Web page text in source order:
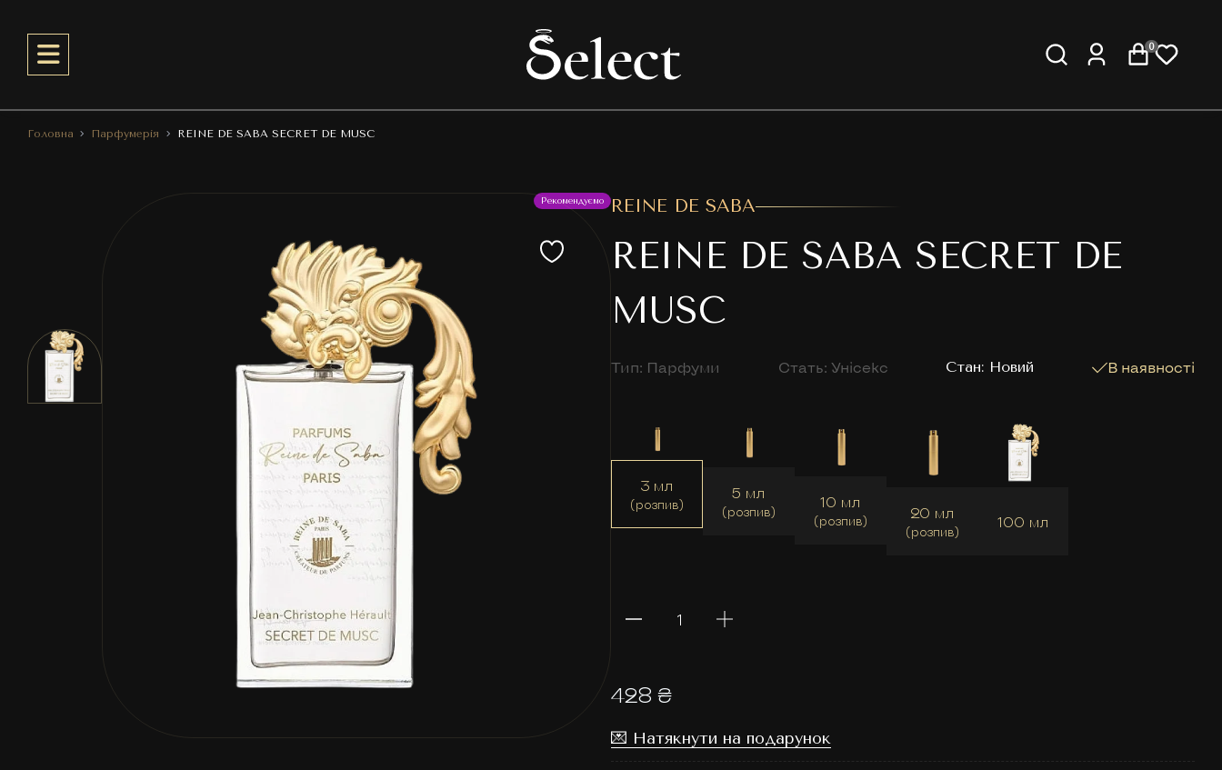
0
Головна Парфумерія REINE DE SABA SECRET DE MUSC
Рекомендуємо REINE DE SABA
REINE DE SABA SECRET DE
MUSC
Тип: Парфуми Стать: Унісекс Cтан: Новий В наявності
3 мл
(розпив)
5 мл
(розпив)
10 мл
(розпив) 20 мл
(розпив)
100 мл
428 ₴
💌 Натякнути на подарунок